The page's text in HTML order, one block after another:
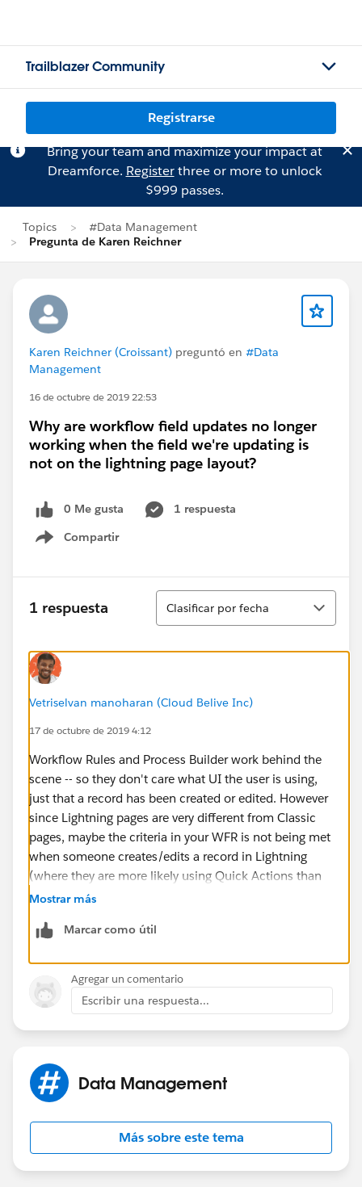
Trailblazer Community
Registrarse
Bring your team and maximize your impact at
Dreamforce. Registerthree or more to unlock
$999 passes.
Topics
#Data Management
Pregunta de Karen Reichner
Karen Reichner (Croissant) preguntó en #Data
Management
16 de octubre de 2019 22:53
Why are workflow field updates no longer
working when the field we're updating is
not on the lightning page layout?
0 Me gusta
1 respuesta
Compartir
Show menu
1 respuesta
Ordenar
Clasificar por fecha
Vetriselvan manoharan (Cloud Belive Inc)
17 de octubre de 2019 4:12
Workflow Rules and Process Builder work behind the
scene -- so they don't care what UI the user is using,
just that a record has been created or edited. However
since Lightning pages are very different from Classic
pages, maybe the criteria in your WFR is not being met
when someone creates/edits a record in Lightning
(where they are more likely using Quick Actions than
editing on a detail page).
To troubleshoot, check each of the fields in the WFR
Mostrar más
Marcar como útil
Agregar un comentario
Escribir una respuesta...
Data Management
Más sobre este tema